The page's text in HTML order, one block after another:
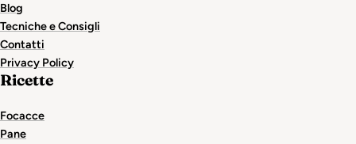
Blog
Tecniche e Consigli
Contatti
Privacy Policy
Ricette
Focacce
Pane